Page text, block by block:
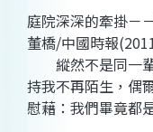
庭院深深的牽掛－
董橋/中國時報
縱然不是同一輩
持我不再陌生，偶
慰藉：我們畢竟都